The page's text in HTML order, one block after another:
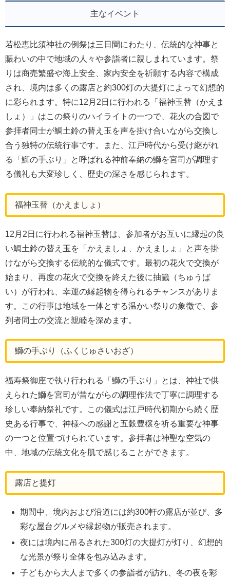
主なイベント
若松恵比須神社の例祭は三日間にわたり、伝統的な神事と
賑わいの中で地域の人々や参詣者に親しまれています。祭
りは商売繁盛や海上安全、家内安全を祈願する内容で構成
され、境内は多くの露店と約300灯の大提灯によって幻想的
に彩られます。特に12月2日に行われる「福神玉替（かえま
しょ）」はこの祭りのハイライトの一つで、花火の合図で
参拝者同士が鯛土鈴の替え玉を声を掛け合いながら交換し
合う独特の伝統行事です。また、江戸時代から受け継がれ
る「鰤の手ぶり」と呼ばれる神前奉納の鰤を宮司が調理す
る儀礼も大変珍しく、歴史の深さを感じられます。
福神玉替（かえましょ）
12月2日に行われる福神玉替は、参加者がお互いに縁起の良
い鯛土鈴の替え玉を「かえましょ、かえましょ」と声を掛
けながら交換する伝統的な儀式です。最初の花火で交換が
始まり、再度の花火で交換を終えた後に抽籖（ちゅうば
い）が行われ、幸運の縁起物を得られるチャンスがありま
す。この行事は地域を一体とする温かい祭りの象徴で、参
列者同士の交流と親睦を深めます。
鰤の手ぶり（ふくじゅさいおざ）
福寿祭御座で執り行われる「鰤の手ぶり」とは、神社で供
えられた鰤を宮司が昔ながらの調理作法で丁寧に調理する
珍しい奉納祭礼です。この儀式は江戸時代初期から続く歴
史ある行事で、神様への感謝と五穀豊穣を祈る重要な神事
の一つと位置づけられています。参拝者は神聖な空気の
中、地域の伝統文化を肌で感じることができます。
露店と提灯
期間中、境内および沿道には約300軒の露店が並び、多
彩な屋台グルメや縁起物が販売されます。
夜には境内に吊るされた300灯の大提灯が灯り、幻想的
な光景が祭り全体を包み込みます。
子どもから大人まで多くの参詣者が訪れ、冬の夜を彩